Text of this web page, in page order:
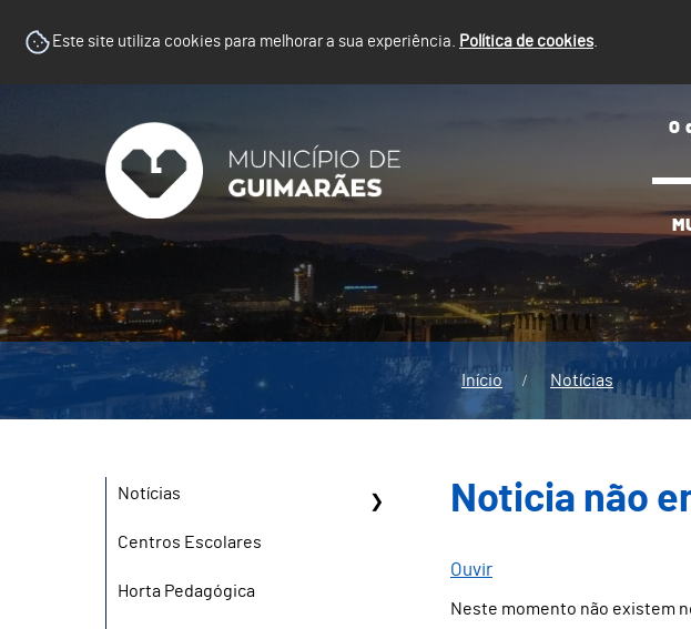
Este site utiliza cookies para melhorar a sua experiência. Política de cookies.
Início Notícias
Notícias
Centros Escolares
Horta Pedagógica
Noticia não
Ouvir
Neste momento não existem